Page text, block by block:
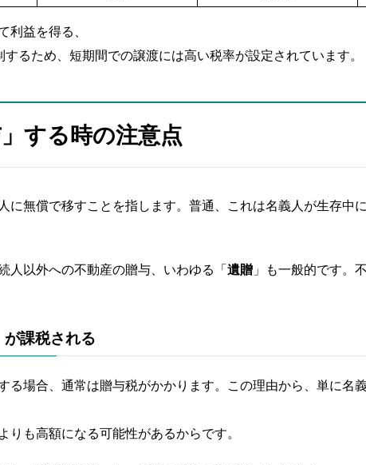
利益を得る、
するため、短期間での譲渡には高い税率が設定されています。
する時の注意点
に無償で移すことを指します。普通、これは名義人が生存中
人以外への不動産の贈与、いわゆる「 遺贈 」も一般的です。
が課税される
る場合、通常は贈与税がかかります。この理由から、単に名
りも高額になる可能性があるからです。